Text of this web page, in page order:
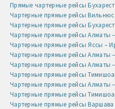
Прямые чартерные рейсы
Чартерные прямые рейсы
Чартерные прямые рейсы
Чартерные прямые рейсы Алматы
Чартерные прямые рейсы Яссы –
Чартерные прямые рейсы Алматы
Чартерные прямые рейсы Алматы
Чартерные прямые рейсы
Чартерные прямые рейсы Алматы
Чартерные прямые рейсы
Чартерные прямые рейсы Варшава